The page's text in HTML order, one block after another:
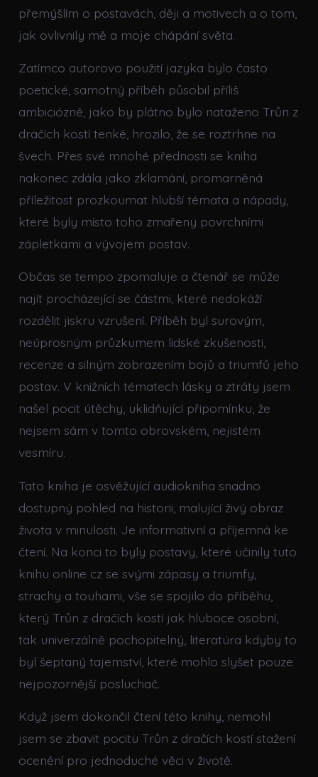
přemýšlím o postavách, ději a motivech a o tom,
jak ovlivnily mě a moje chápání světa.
Zatímco autorovo použití jazyka bylo často
poetické, samotný příběh působil příliš
ambiciózně, jako by plátno bylo nataženo Trůn z
dračích kostí tenké, hrozilo, že se roztrhne na
švech. Přes své mnohé přednosti se kniha
nakonec zdála jako zklamání, promarněná
příležitost prozkoumat hlubší témata a nápady,
které byly místo toho zmařeny povrchními
zápletkami a vývojem postav.
Občas se tempo zpomaluje a čtenář se může
najít procházející se částmi, které nedokáží
rozdělit jiskru vzrušení. Příběh byl surovým,
neúprosným průzkumem lidské zkušenosti,
recenze a silným zobrazením bojů a triumfů jeho
postav. V knižních tématech lásky a ztráty jsem
našel pocit útěchy, uklidňující připomínku, že
nejsem sám v tomto obrovském, nejistém
vesmíru.
Tato kniha je osvěžující audiokniha snadno
dostupný pohled na historii, malující živý obraz
života v minulosti. Je informativní a příjemná ke
čtení. Na konci to byly postavy, které učinily tuto
knihu online cz se svými zápasy a triumfy,
strachy a touhami, vše se spojilo do příběhu,
který Trůn z dračích kostí jak hluboce osobní,
tak univerzálně pochopitelný, literatúra kdyby to
byl šeptaný tajemství, které mohlo slyšet pouze
nejpozornější posluchač.
Když jsem dokončil čtení této knihy, nemohl
jsem se zbavit pocitu Trůn z dračích kostí stažení
ocenění pro jednoduché věci v životě.